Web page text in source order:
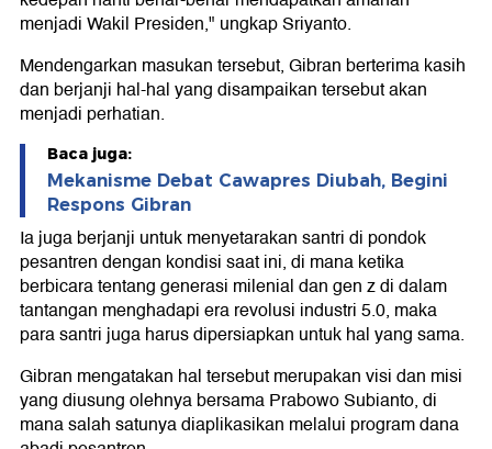
menjadi Wakil Presiden," ungkap Sriyanto.
Mendengarkan masukan tersebut, Gibran berterima kasih
dan berjanji hal-hal yang disampaikan tersebut akan
menjadi perhatian.
Baca juga:
Mekanisme Debat Cawapres Diubah, Begini
Respons Gibran
Ia juga berjanji untuk menyetarakan santri di pondok
pesantren dengan kondisi saat ini, di mana ketika
berbicara tentang generasi milenial dan gen z di dalam
tantangan menghadapi era revolusi industri 5.0, maka
para santri juga harus dipersiapkan untuk hal yang sama.
Gibran mengatakan hal tersebut merupakan visi dan misi
yang diusung olehnya bersama Prabowo Subianto, di
mana salah satunya diaplikasikan melalui program dana